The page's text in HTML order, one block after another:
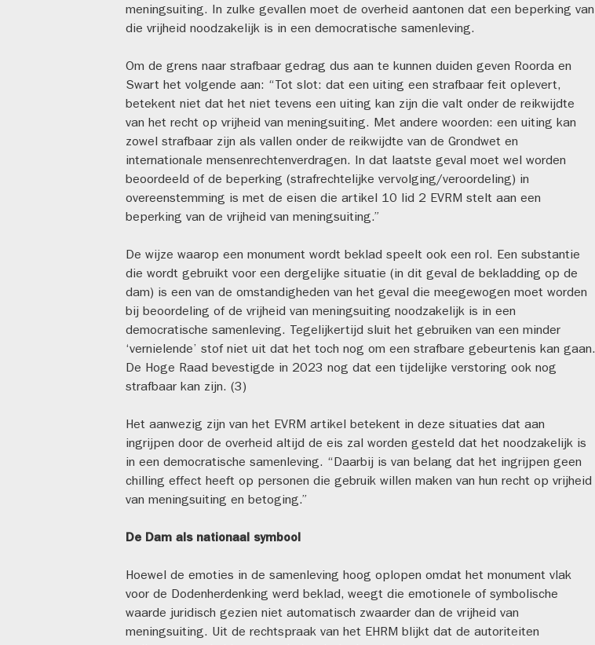
meningsuiting. In zulke gevallen moet de overheid aantonen dat een beperking van
die vrijheid noodzakelijk is in een democratische samenleving.
Om de grens naar strafbaar gedrag dus aan te kunnen duiden geven Roorda en
Swart het volgende aan: “Tot slot: dat een uiting een strafbaar feit oplevert,
betekent niet dat het niet tevens een uiting kan zijn die valt onder de reikwijdte
van het recht op vrijheid van meningsuiting. Met andere woorden: een uiting kan
zowel strafbaar zijn als vallen onder de reikwijdte van de Grondwet en
internationale mensenrechtenverdragen. In dat laatste geval moet wel worden
beoordeeld of de beperking (strafrechtelijke vervolging/veroordeling) in
overeenstemming is met de eisen die artikel 10 lid 2 EVRM stelt aan een
beperking van de vrijheid van meningsuiting.”
De wijze waarop een monument wordt beklad speelt ook een rol. Een substantie
die wordt gebruikt voor een dergelijke situatie (in dit geval de bekladding op de
dam) is een van de omstandigheden van het geval die meegewogen moet worden
bij beoordeling of de vrijheid van meningsuiting noodzakelijk is in een
democratische samenleving. Tegelijkertijd sluit het gebruiken van een minder
‘vernielende’ stof niet uit dat het toch nog om een strafbare gebeurtenis kan gaan.
De Hoge Raad bevestigde in 2023 nog dat een tijdelijke verstoring ook nog
strafbaar kan zijn. (3)
Het aanwezig zijn van het EVRM artikel betekent in deze situaties dat aan
ingrijpen door de overheid altijd de eis zal worden gesteld dat het noodzakelijk is
in een democratische samenleving. “Daarbij is van belang dat het ingrijpen geen
chilling effect heeft op personen die gebruik willen maken van hun recht op vrijheid
van meningsuiting en betoging.”
De Dam als nationaal symbool
Hoewel de emoties in de samenleving hoog oplopen omdat het monument vlak
voor de Dodenherdenking werd beklad, weegt die emotionele of symbolische
waarde juridisch gezien niet automatisch zwaarder dan de vrijheid van
meningsuiting. Uit de rechtspraak van het EHRM blijkt dat de autoriteiten